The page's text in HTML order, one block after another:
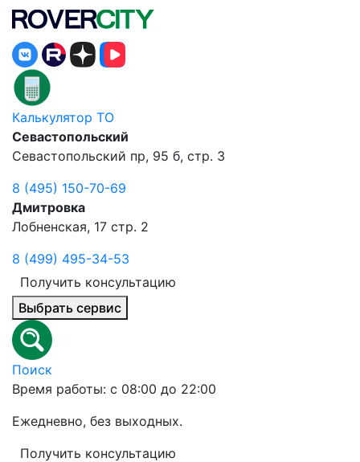
Калькулятор ТО
Севастопольский
Севастопольский пр, 95 б, стр. 3
8 (495) 150-70-69
Дмитровка
Лобненская, 17 стр. 2
8 (499) 495-34-53
Получить консультацию
Выбрать сервис
Поиск
Время работы: с 08:00 до 22:00
Ежедневно, без выходных.
Получить консультацию